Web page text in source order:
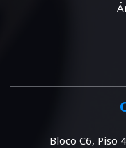
Bloco C6, Piso